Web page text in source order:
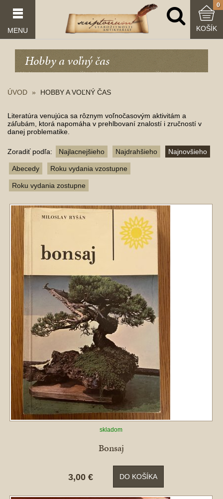
MENU
0
KOŠÍK
Hobby a voľný čas
ÚVOD HOBBY A VOĽNÝ ČAS
Literatúra venujúca sa rôznym voľnočasovým aktivitám a
záľubám, ktorá napomáha v prehlbovaní znalostí i zručností v
danej problematike.
Zoradiť podľa: Najlacnejšieho Najdrahšieho Najnovšieho
Abecedy Roku vydania vzostupne
Roku vydania zostupne
skladom
Bonsaj
3,00 € DO KOŠÍKA